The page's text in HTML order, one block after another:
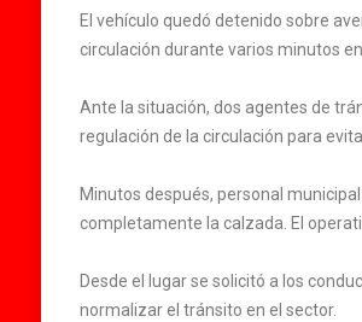
El vehículo quedó detenido sobre
circulación durante varios minutos
Ante la situación, dos agentes de
regulación de la circulación para
Minutos después, personal
completamente la calzada. El
Desde el lugar se solicitó a los
normalizar el tránsito en el sector.